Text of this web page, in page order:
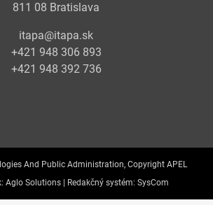
811 08 Bratislava
itapa@itapa.sk
+421 948 306 893
+421 948 392 736
And Public Administration, Copyright APEL
Aglo Solutions | Redakčný systém: SysCom